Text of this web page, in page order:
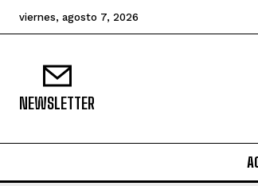
viernes, agosto 7, 2026
NEWSLETTER